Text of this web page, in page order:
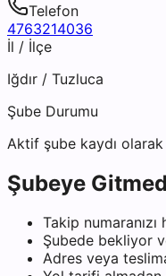
Telefon
4763214036
İl / İlçe
Iğdır / Tuzluca
Şube Durumu
Aktif şube kaydı
Şubeye
Takip
Şubede bekliyor
Adres veya